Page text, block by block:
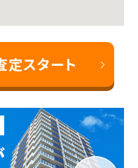
定スタート